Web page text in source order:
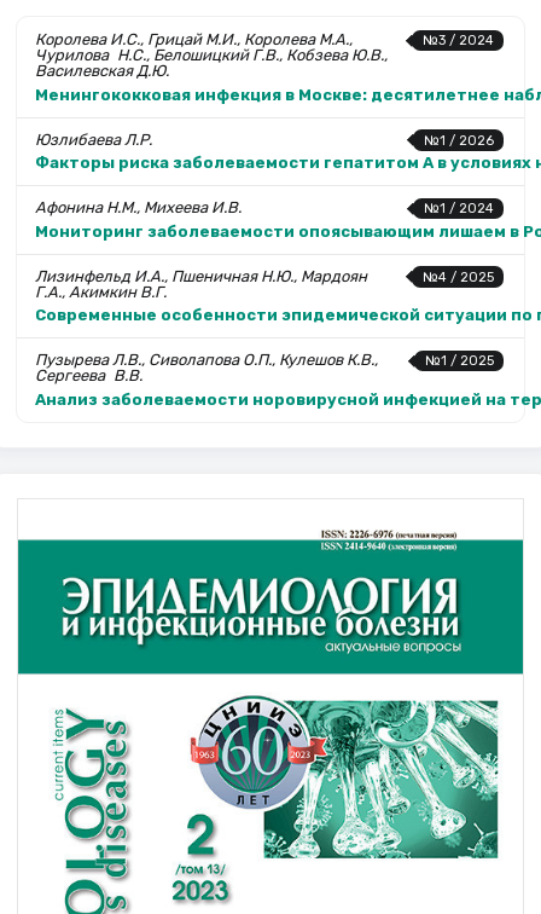
№3 / 2024
Королева И.С., Грицай М.И., Королева М.А.,
Чурилова Н.С., Белошицкий Г.В., Кобзева Ю.В.,
Василевская Д.Ю.
Менингококковая инфекция в Москве: десятилетнее
№1 / 2026
Юзлибаева Л.Р.
Факторы риска заболеваемости гепатитом А в
№1 / 2024
Афонина Н.М., Михеева И.В.
Мониторинг заболеваемости опоясывающим лишаем в
№4 / 2025
Лизинфельд И.А., Пшеничная Н.Ю., Мардоян
Г.А., Акимкин В.Г.
Современные особенности эпиде­мической ситуации
№1 / 2025
Пузырева Л.В., Сиволапова О.П., Кулешов К.В.,
Сергеева В.В.
Анализ заболеваемости норовирусной инфекцией на